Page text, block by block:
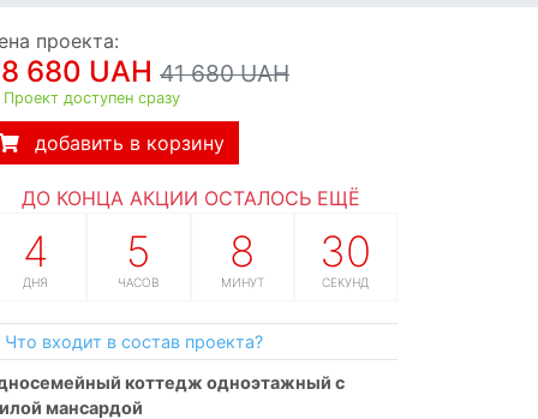
проекта:
680 UAH 41 680 UAH
Проект доступен сразу
добавить в корзину
ДО КОНЦА АКЦИИ ОСТАЛОСЬ ЕЩЁ
4
ДНЯ
5
ЧАСОВ
8
МИНУТ
29
СЕКУНД
Что входит в состав проекта?
мансардой